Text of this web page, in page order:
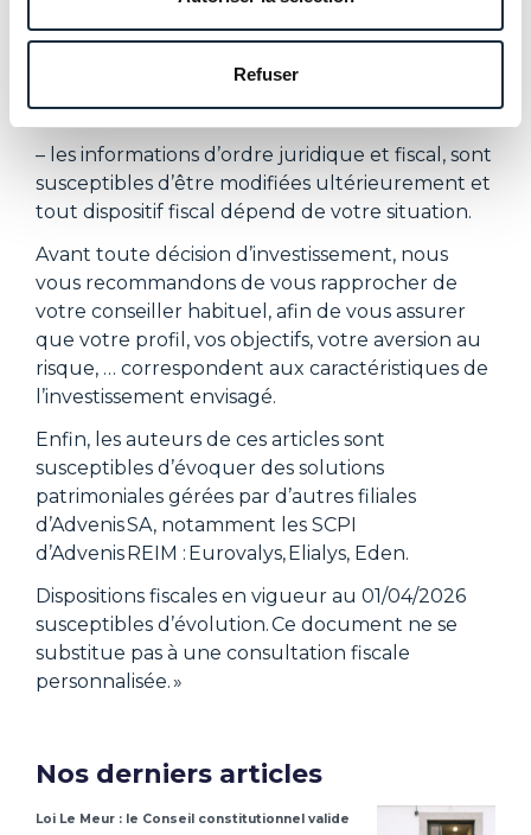
Refuser
…) comporte un risque de perte en capital, de
volatilité, et n’offre aucune garantie de gain ;
– les informations d’ordre juridique et fiscal, sont
susceptibles d’être modifiées ultérieurement et
tout dispositif fiscal dépend de votre situation.
Avant toute décision d’investissement, nous
vous recommandons de vous rapprocher de
votre conseiller habituel, afin de vous assurer
que votre profil, vos objectifs, votre aversion au
risque, … correspondent aux caractéristiques de
l’investissement envisagé.
Enfin, les auteurs de ces articles sont
susceptibles d’évoquer des solutions
patrimoniales gérées par d’autres filiales
d’AdvenisSA, notamment les SCPI
d’AdvenisREIM : Eurovalys,Elialys, Eden.
Dispositions fiscales en vigueur au 01/04/2026
susceptibles d’évolution. Ce document ne se
substitue pas à une consultation fiscale
personnalisée. »
Nos derniers articles
Loi Le Meur : le Conseil constitutionnel valide